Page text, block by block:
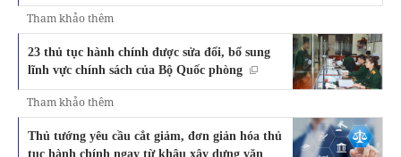
Tham khảo thêm
23 thủ tục hành chính được sửa đổi, bổ sung
lĩnh vực chính sách của Bộ Quốc phòng
Tham khảo thêm
Thủ tướng yêu cầu cắt giảm, đơn giản hóa thủ
tục hành chính ngay từ khâu xây dựng văn